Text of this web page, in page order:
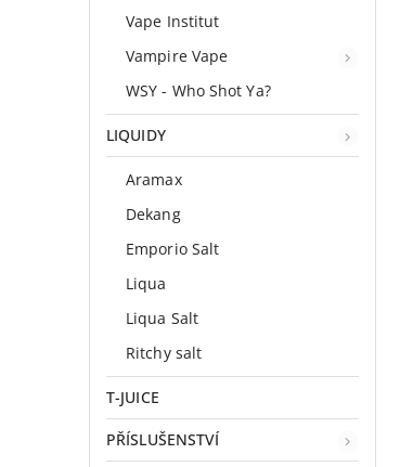
Vape Institut
Vampire Vape
WSY - Who Shot Ya?
LIQUIDY
Aramax
Dekang
Emporio Salt
Liqua
Liqua Salt
Ritchy salt
T-JUICE
PŘÍSLUŠENSTVÍ